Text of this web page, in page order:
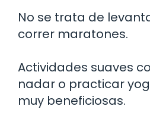
No se trata de
correr maratones.
Actividades suaves
nadar o practicar
muy beneficiosas.